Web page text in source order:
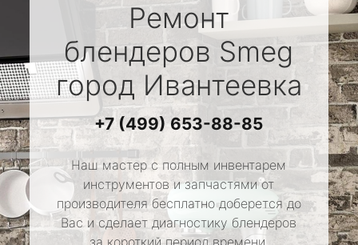
Ремонт
блендеров Smeg
город Ивантеевка
+7 (499) 653-88-85
Наш мастер с полным инвентарем
инструментов и запчастями от
производителя бесплатно доберется до
Вас и сделает диагностику блендеров
за короткий период времени.